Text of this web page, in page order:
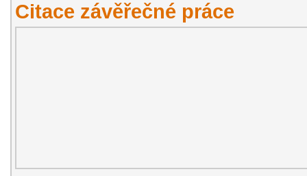
Citace závěřečné práce